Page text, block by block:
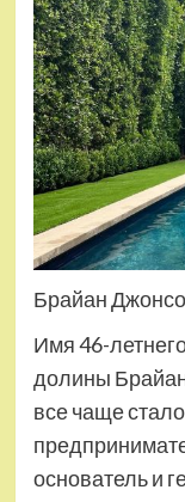
Брайан
Имя 46-
долины
все чаще
основатель и